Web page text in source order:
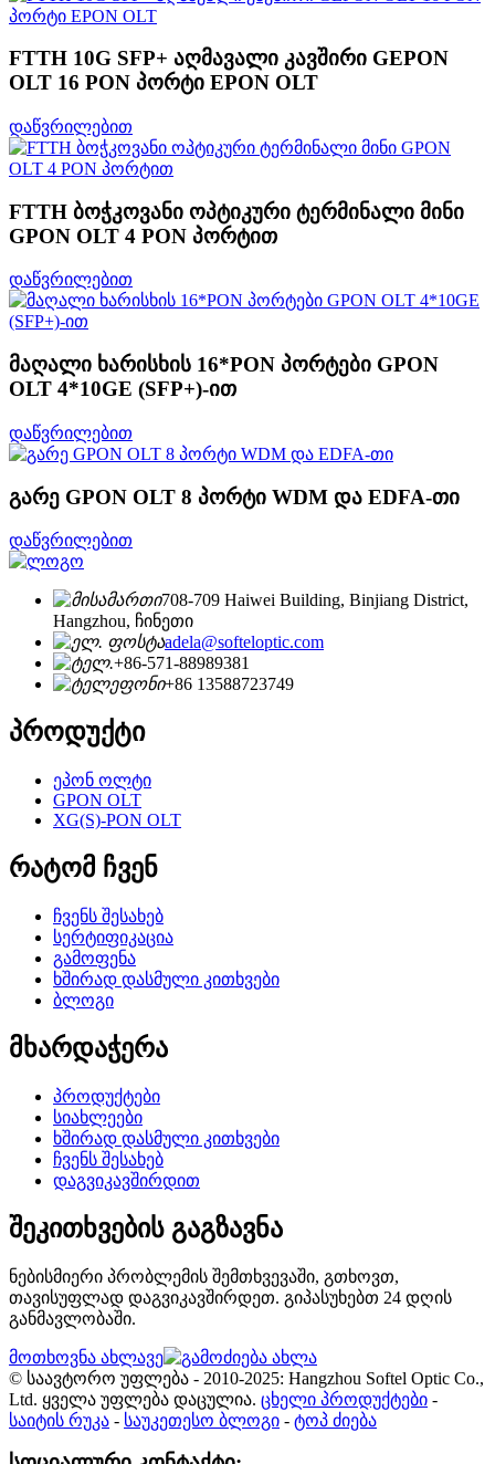
FTTH 10G SFP+ აღმავალი კავშირი GEPON
OLT 16 PON პორტი EPON OLT
დაწვრილებით
FTTH ბოჭკოვანი ოპტიკური ტერმინალი მინი
GPON OLT 4 PON პორტით
დაწვრილებით
მაღალი ხარისხის 16*PON პორტები GPON
OLT 4*10GE (SFP+)-ით
დაწვრილებით
გარე GPON OLT 8 პორტი WDM და EDFA-თი
დაწვრილებით
708-709 Haiwei Building, Binjiang District,
Hangzhou, ჩინეთი
adela@softeloptic.com
+86-571-88989381
+86 13588723749
პროდუქტი
ეპონ ოლტი
GPON OLT
XG(S)-PON OLT
რატომ ჩვენ
ჩვენს შესახებ
სერტიფიკაცია
გამოფენა
ხშირად დასმული კითხვები
ბლოგი
მხარდაჭერა
პროდუქტები
სიახლეები
ხშირად დასმული კითხვები
ჩვენს შესახებ
დაგვიკავშირდით
შეკითხვების გაგზავნა
ნებისმიერი პრობლემის შემთხვევაში, გთხოვთ,
თავისუფლად დაგვიკავშირდეთ. გიპასუხებთ 24 დღის
განმავლობაში.
მოთხოვნა ახლავე
© საავტორო უფლება - 2010-2025: Hangzhou Softel Optic Co.,
Ltd. ყველა უფლება დაცულია. ცხელი პროდუქტები -
საიტის რუკა - საუკეთესო ბლოგი - ტოპ ძიება